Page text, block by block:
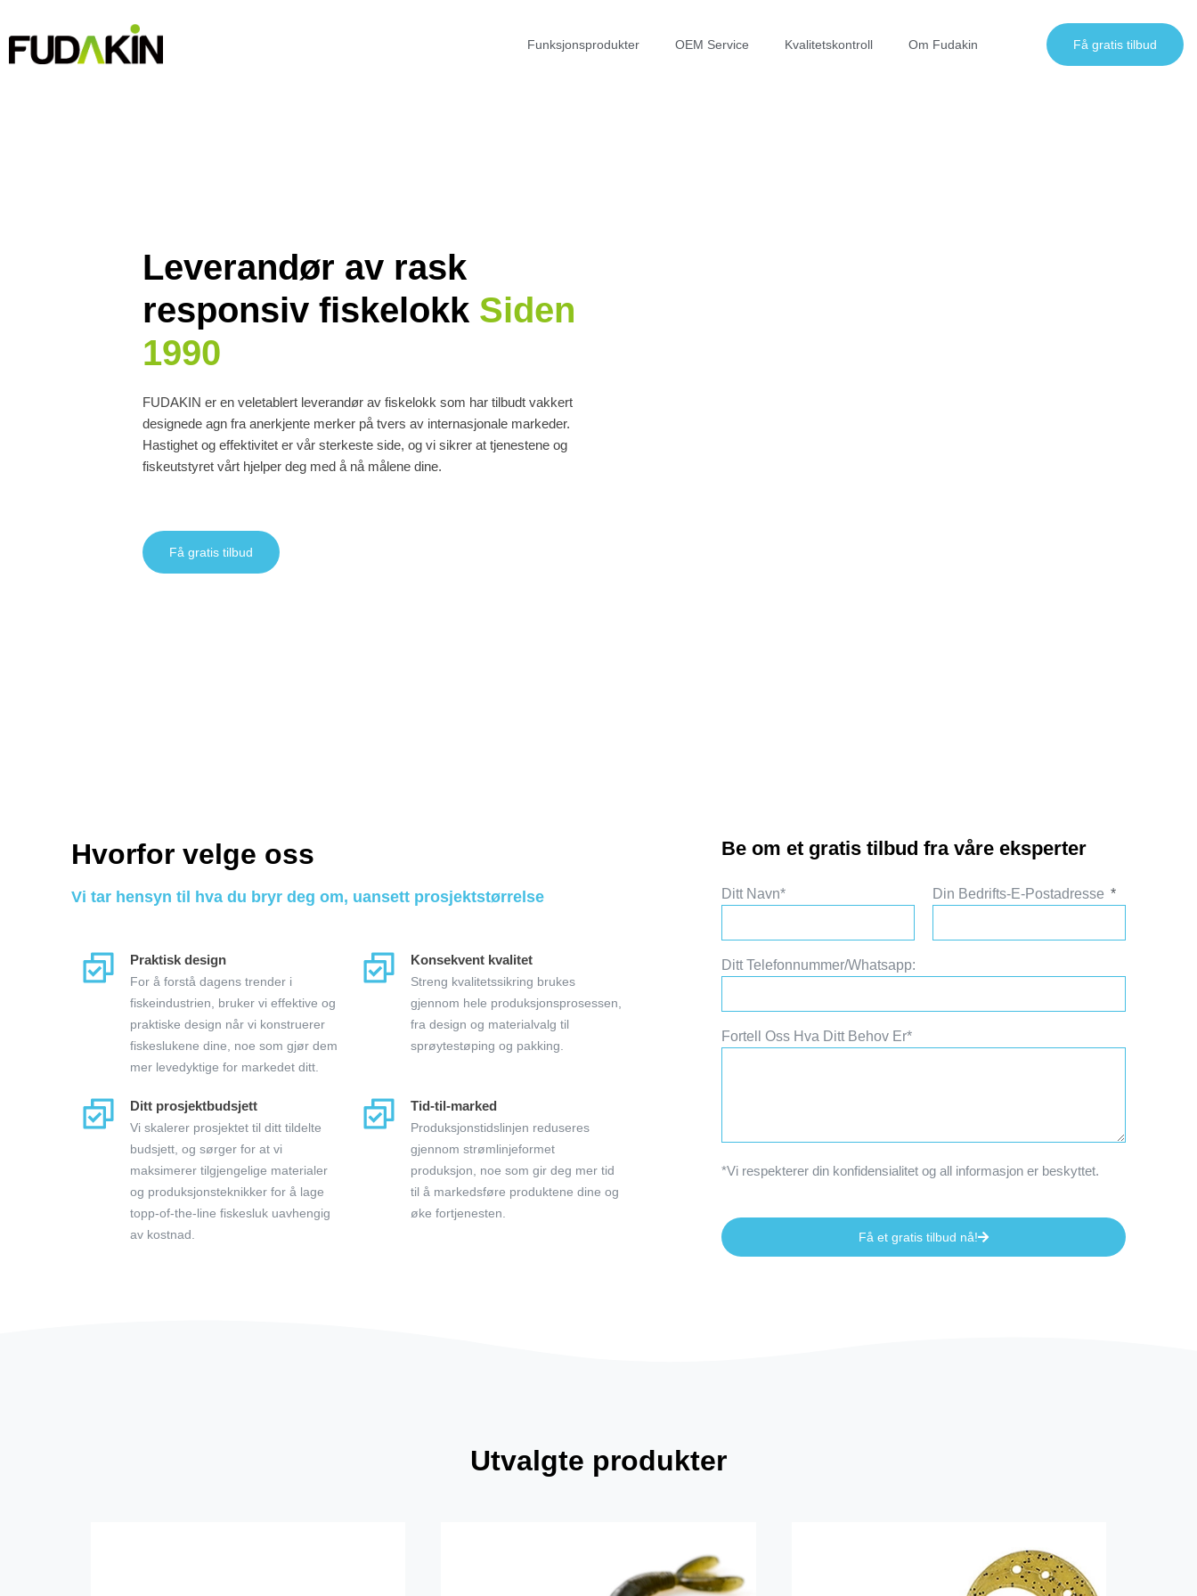
Funksjonsprodukter OEM Service Kvalitetskontroll Om Fudakin Få gratis tilbud
Leverandør av rask
responsiv fiskelokk Siden
1990
FUDAKIN er en veletablert leverandør av fiskelokk som har tilbudt vakkert
designede agn fra anerkjente merker på tvers av internasjonale markeder.
Hastighet og effektivitet er vår sterkeste side, og vi sikrer at tjenestene og
fiskeutstyret vårt hjelper deg med å nå målene dine.
Få gratis tilbud
Hvorfor velge oss
Vi tar hensyn til hva du bryr deg om, uansett prosjektstørrelse
Praktisk design
For å forstå dagens trender i
fiskeindustrien, bruker vi effektive og
praktiske design når vi konstruerer
fiskeslukene dine, noe som gjør dem
mer levedyktige for markedet ditt.
Konsekvent kvalitet
Streng kvalitetssikring brukes
gjennom hele produksjonsprosessen,
fra design og materialvalg til
sprøytestøping og pakking.
Ditt prosjektbudsjett
Vi skalerer prosjektet til ditt tildelte
budsjett, og sørger for at vi
maksimerer tilgjengelige materialer
og produksjonsteknikker for å lage
topp-of-the-line fiskesluk uavhengig
av kostnad.
Tid-til-marked
Produksjonstidslinjen reduseres
gjennom strømlinjeformet
produksjon, noe som gir deg mer tid
til å markedsføre produktene dine og
øke fortjenesten.
Be om et gratis tilbud fra våre eksperter
Ditt Navn* Din Bedrifts-E-Postadresse
Ditt Telefonnummer/Whatsapp:
Fortell Oss Hva Ditt Behov Er*
*Vi respekterer din konfidensialitet og all informasjon er beskyttet.
Få et gratis tilbud nå!
Utvalgte produkter